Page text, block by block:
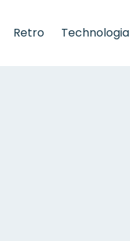
Retro Technologia